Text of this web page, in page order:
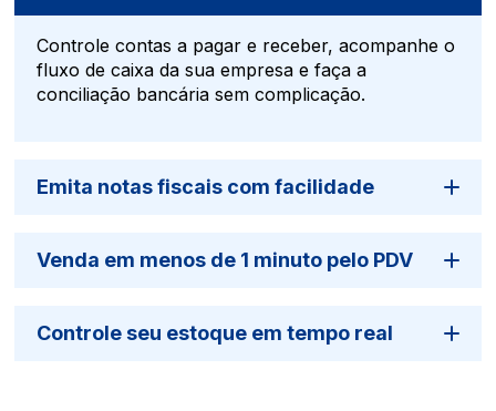
Controle contas a pagar e receber, acompanhe o
fluxo de caixa da sua empresa e faça a
conciliação bancária sem complicação.
Emita notas fiscais com facilidade
Venda em menos de 1 minuto pelo PDV
Controle seu estoque em tempo real